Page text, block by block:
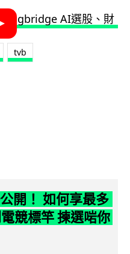
tvb
開！ 如何享最多
競標竿 揀選啱你